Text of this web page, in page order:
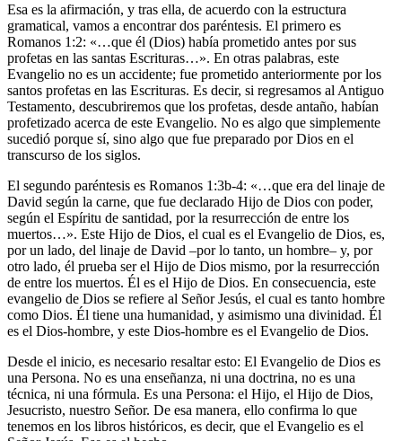
Esa es la afirmación, y tras ella, de acuerdo con la estructura
gramatical, vamos a encontrar dos paréntesis. El primero es
Romanos 1:2: «…que él (Dios) había prometido antes por sus
profetas en las santas Escrituras…». En otras palabras, este
Evangelio no es un accidente; fue prometido anteriormente por los
santos profetas en las Escrituras. Es decir, si regresamos al Antiguo
Testamento, descubriremos que los profetas, desde antaño, habían
profetizado acerca de este Evangelio. No es algo que simplemente
sucedió porque sí, sino algo que fue preparado por Dios en el
transcurso de los siglos.
El segundo paréntesis es Romanos 1:3b-4: «…que era del linaje de
David según la carne, que fue declarado Hijo de Dios con poder,
según el Espíritu de santidad, por la resurrección de entre los
muertos…». Este Hijo de Dios, el cual es el Evangelio de Dios, es,
por un lado, del linaje de David –por lo tanto, un hombre– y, por
otro lado, él prueba ser el Hijo de Dios mismo, por la resurrección
de entre los muertos. Él es el Hijo de Dios. En consecuencia, este
evangelio de Dios se refiere al Señor Jesús, el cual es tanto hombre
como Dios. Él tiene una humanidad, y asimismo una divinidad. Él
es el Dios-hombre, y este Dios-hombre es el Evangelio de Dios.
Desde el inicio, es necesario resaltar esto: El Evangelio de Dios es
una Persona. No es una enseñanza, ni una doctrina, no es una
técnica, ni una fórmula. Es una Persona: el Hijo, el Hijo de Dios,
Jesucristo, nuestro Señor. De esa manera, ello confirma lo que
tenemos en los libros históricos, es decir, que el Evangelio es el